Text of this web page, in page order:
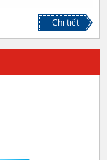
Chi tiết